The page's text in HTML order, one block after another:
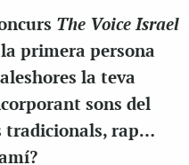
The Voice Israel
la primera persona
la teva
sons del
tradicionals, rap…